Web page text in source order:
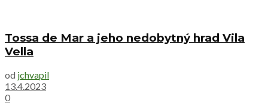
Tossa de Mar a jeho nedobytný hrad Vila
Vella
od jchvapil
13.4.2023
0